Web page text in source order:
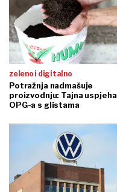
zeleno i digitalno
Potražnja nadmašuje
proizvodnju: Tajna uspjeha
OPG-a s glistama